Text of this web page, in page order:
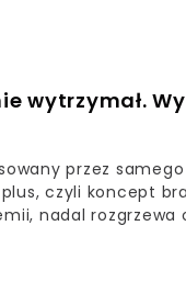
wytrzymał.
przez
czyli koncept
nadal